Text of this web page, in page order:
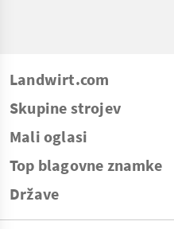
Landwirt.com
Skupine strojev
Mali oglasi
Top blagovne znamke
Države